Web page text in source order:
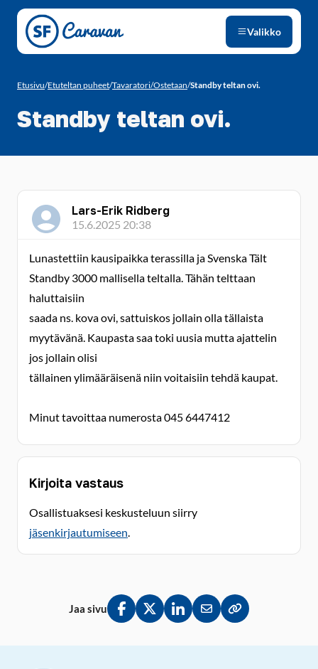
Siirry sivun sisältöön
Valikko
Etusivu/Etuteltan puheet/Tavaratori/Ostetaan/Standby teltan ovi.
Standby teltan ovi.
Lars-Erik Ridberg
15.6.2025 20:38
Lunastettiin kausipaikka terassilla ja Svenska Tält
Standby 3000 mallisella teltalla. Tähän telttaan
haluttaisiin
saada ns. kova ovi, sattuiskos jollain olla tällaista
myytävänä. Kaupasta saa toki uusia mutta ajattelin
jos jollain olisi
tällainen ylimääräisenä niin voitaisiin tehdä kaupat.
Minut tavoittaa numerosta 045 6447412
Kirjoita vastaus
Osallistuaksesi keskusteluun siirry
jäsenkirjautumiseen.
Jaa sivu
Jaa Facebookissa
Jaa Twitterissä
Jaa LinkedInissä
Jaa sähköpostitse
Kopioi linkki